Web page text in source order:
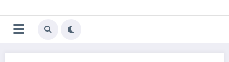
au
contenu
Trivela
L'actualité du football